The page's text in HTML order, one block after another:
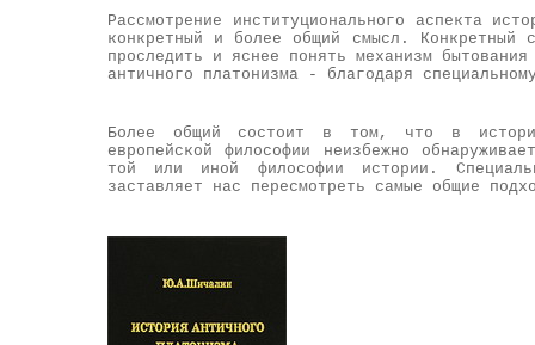
Рассмотрение институционального аспекта
конкретный и более общий смысл. Конкретный
проследить и яснее понять механизм
античного платонизма - благодаря
Более общий состоит в том, что в
европейской философии неизбежно
той или иной философии истории.
заставляет нас пересмотреть самые общие